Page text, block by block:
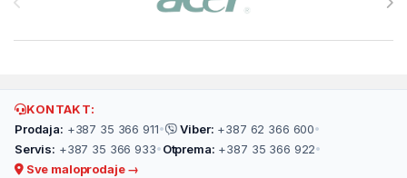
KONTAKT:
Prodaja: +387 35 366 911• Viber: +387 62 366 600•
Servis: +387 35 366 933• Otprema: +387 35 366 922•
Sve maloprodaje →